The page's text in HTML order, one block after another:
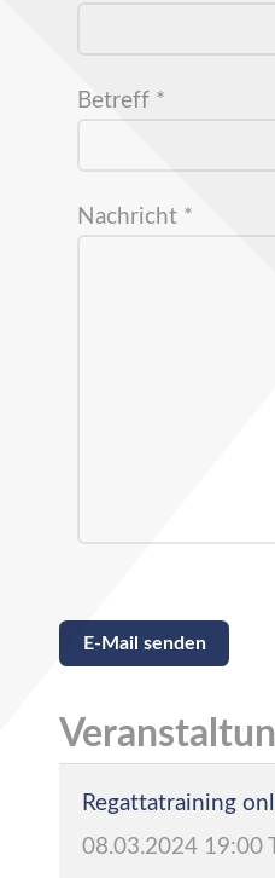
Betreff *
Nachricht *
Captcha *
E-Mail senden
Regattatraining
08.03.2024 19:00